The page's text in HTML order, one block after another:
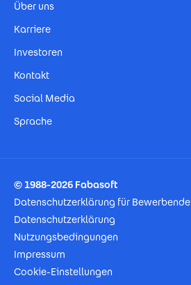
Über uns
Karriere
Investoren
Kontakt
Social Media
Sprache
© 1988-2026 Fabasoft
Datenschutzerklärung für Bewerbende
Datenschutzerklärung
Nutzungsbedingungen
Impressum
Cookie-Einstellungen